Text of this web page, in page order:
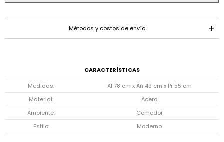
Métodos y costos de envío
CARACTERÍSTICAS
Medidas
Al 78 cm x An 49 cm x Pr 55 cm
Material
Acero
Ambiente
Comedor
Estilo
Moderno